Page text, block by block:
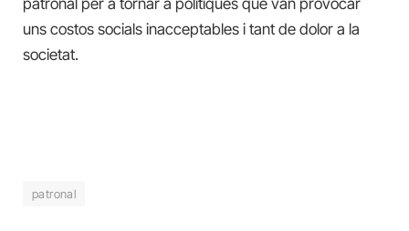
uns costos socials inacceptables i tant de dolor a la
societat.
patronal